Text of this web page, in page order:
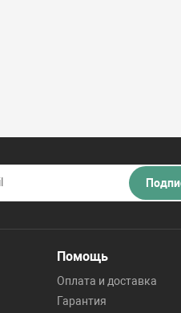
Помощь
Оплата и доставка
Гарантия